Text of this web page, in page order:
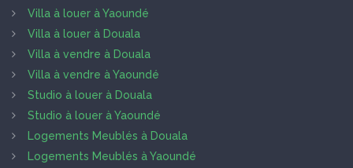
Villa à louer à Yaoundé
Villa à louer à Douala
Villa à vendre à Douala
Villa à vendre à Yaoundé
Studio à louer à Douala
Studio à louer à Yaoundé
Logements Meublés à Douala
Logements Meublés à Yaoundé